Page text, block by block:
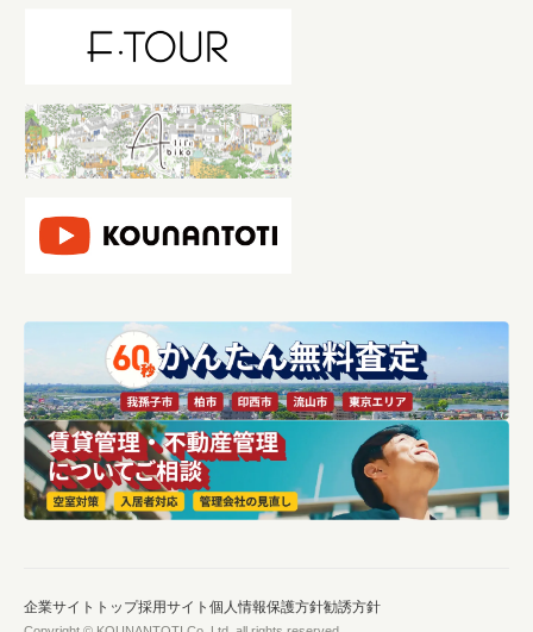
企業サイトトップ採用サイト 個人情報保護方針勧誘方針